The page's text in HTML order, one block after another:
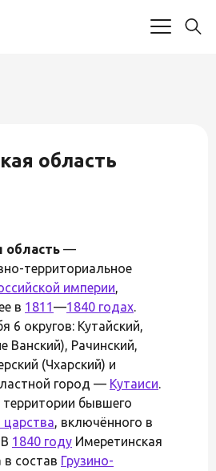
область
область —
территориальное
империи,
в 1811—1840 годах.
6 округов: Кутайский,
Ванский), Рачинский,
(Чхарский) и
город — Кутаиси.
бывшего
царства, включённого в
1840 году Имеретинская
состав Грузино-